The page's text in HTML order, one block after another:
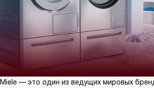
Miele — это один из ведущих мировых